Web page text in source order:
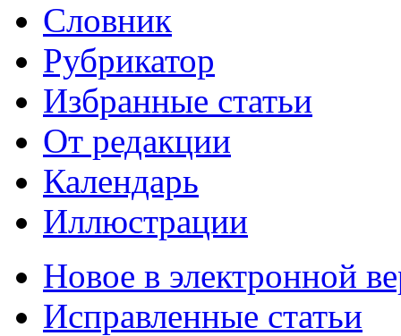
Словник
Рубрикатор
Избранные статьи
От редакции
Календарь
Иллюстрации
Новое в электронной
Исправленные статьи